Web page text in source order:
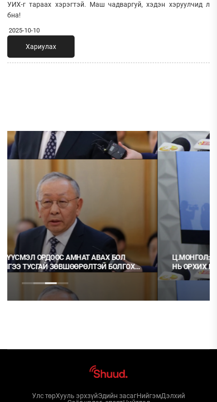
УИХ-г тараах хэрэгтэй. Маш чадваргуй, хэдэн хэруулчид л
бна!
2025-10-10
Хариулах
Ц.МОНГОЛ: НЭГ ГЭРЭЭГ ГЭМТ ХЭРЭГ ГЭЭД, НӨГӨӨГ
НЬ ОРХИХ НЬ ШУДАРГА ЁС УУ?
Улс төрХууль эрхзүйЭдийн засагНийгэмДэлхий